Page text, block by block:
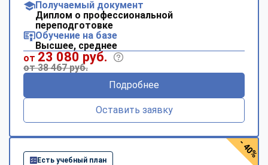
Получаемый документ
Диплом о профессиональной
переподготовке
Обучение на базе
Высшее, среднее
от 23 080 руб.
от 38 467 руб.
Подробнее
Оставить заявку
Есть учебный план
- 40%